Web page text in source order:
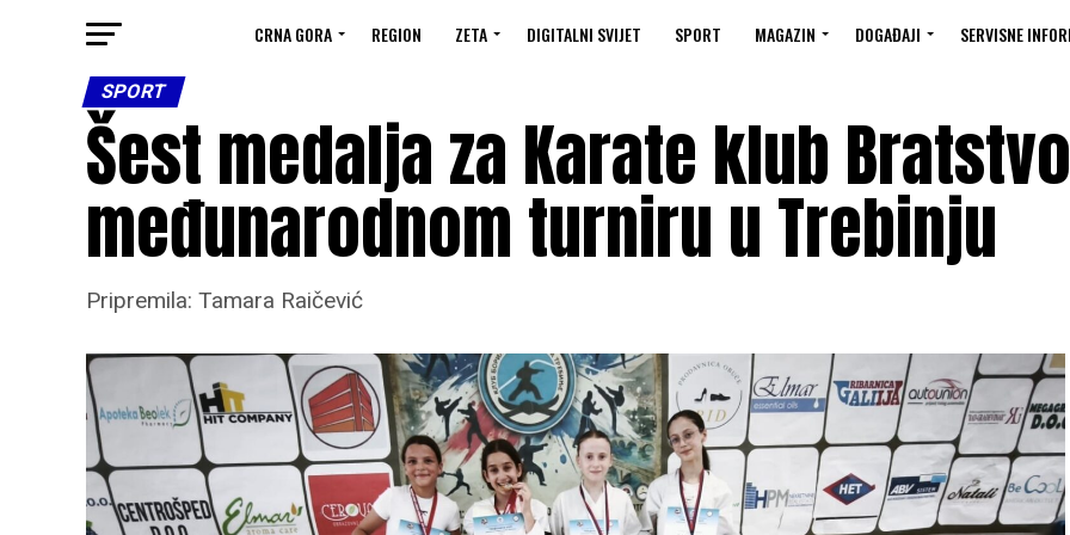
CRNA GORA REGION ZETA DIGITALNI SVIJET SPORT MAGAZIN DOGAĐAJI SERVISNE
SPORT
Šest medalja za Karate klub
međunarodnom turniru u Trebinju
Pripremila: Tamara Raičević